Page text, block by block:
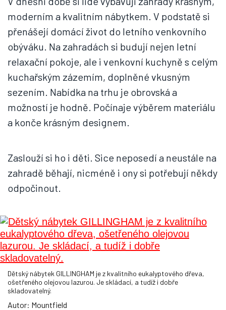
moderním a kvalitním nábytkem. V podstatě si
přenášejí domácí život do letního venkovního
obýváku. Na zahradách si budují nejen letní
relaxační pokoje, ale i venkovní kuchyně s celým
kuchařským zázemím, doplněné vkusným
sezením. Nabídka na trhu je obrovská a
možností je hodně. Počínaje výběrem materiálu
a konče krásným designem.
Zaslouží si ho i děti. Sice neposedí a neustále na
zahradě běhají, nicméně i ony si potřebují někdy
odpočinout.
Dětský nábytek GILLINGHAM je z kvalitního eukalyptového dřeva,
ošetřeného olejovou lazurou. Je skládací, a tudíž i dobře
skladovatelný.
Autor: Mountfield